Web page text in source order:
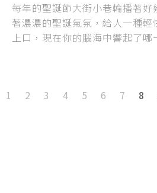
每年的聖誕節大街小巷輪播著好
著濃濃的聖誕氣氛，給人一種輕
上口，現在你的腦海中響起了哪
1 2 3 4 5 6 7 8